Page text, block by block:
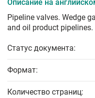
Описание на
Pipeline valves. Wedge
and oil product
Статус документа:
Формат:
Количество страниц: